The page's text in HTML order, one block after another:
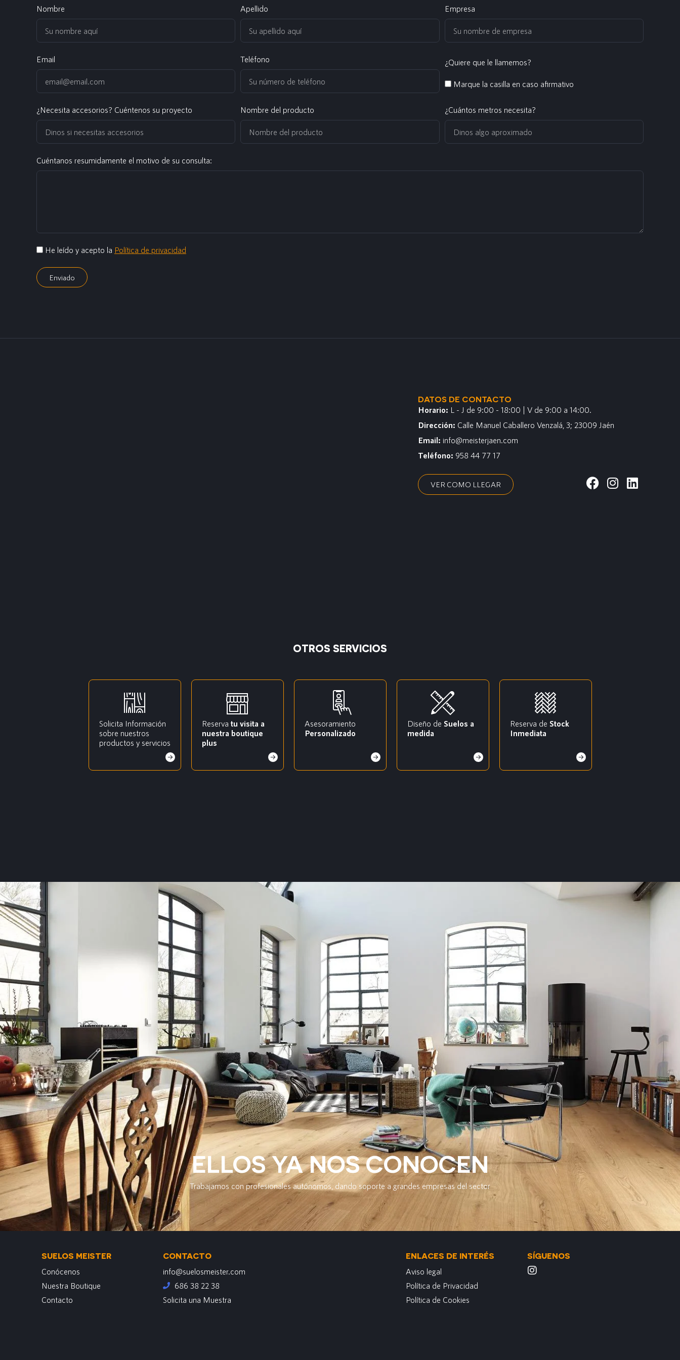
Nombre Apellido Empresa
Email Teléfono ¿Quiere que le llamemos?
Marque la casilla en caso afirmativo
¿Necesita accesorios? Cuéntenos su proyecto Nombre del producto ¿Cuántos metros necesita?
Cuéntanos resumidamente el motivo de su consulta:
He leído y acepto la Política de privacidad
Enviado
DATOS DE CONTACTO
Horario: L - J de 9:00 - 18:00 | V de 9:00 a 14:00.
Dirección: Calle Manuel Caballero Venzalá, 3; 23009 Jaén
Email: info@meisterjaen.com
Teléfono: 958 44 77 17
VER COMO LLEGAR
OTROS SERVICIOS
Solicita Información
sobre nuestros
productos y servicios
Reserva tu visita a
nuestra boutique
plus
Asesoramiento
Personalizado
Diseño de Suelos a
medida
Reserva de Stock
Inmediata
ELLOS YA NOS CONOCEN
Trabajamos con profesionales autónomos, dando soporte a grandes empresas del sector
SUELOS MEISTER
Conócenos
Nuestra Boutique
Contacto
CONTACTO
info@suelosmeister.com
686 38 22 38
Solicita una Muestra
ENLACES DE INTERÉS
Aviso legal
Política de Privacidad
Política de Cookies
SÍGUENOS